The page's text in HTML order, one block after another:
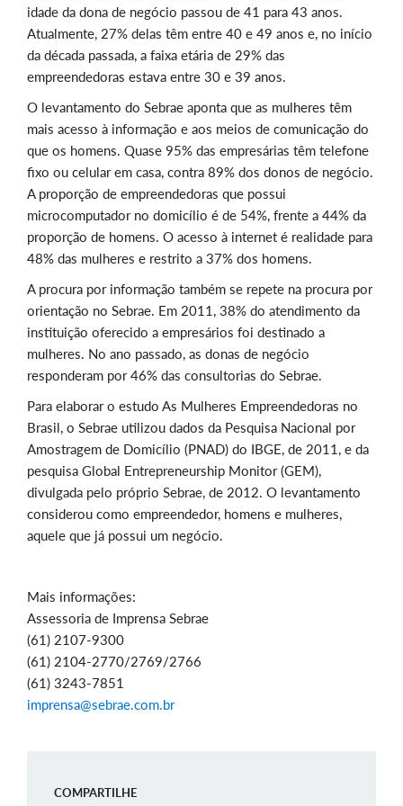
idade da dona de negócio passou de 41 para 43 anos.
Atualmente, 27% delas têm entre 40 e 49 anos e, no início
da década passada, a faixa etária de 29% das
empreendedoras estava entre 30 e 39 anos.
O levantamento do Sebrae aponta que as mulheres têm
mais acesso à informação e aos meios de comunicação do
que os homens. Quase 95% das empresárias têm telefone
fixo ou celular em casa, contra 89% dos donos de negócio.
A proporção de empreendedoras que possui
microcomputador no domicílio é de 54%, frente a 44% da
proporção de homens. O acesso à internet é realidade para
48% das mulheres e restrito a 37% dos homens.
A procura por informação também se repete na procura por
orientação no Sebrae. Em 2011, 38% do atendimento da
instituição oferecido a empresários foi destinado a
mulheres. No ano passado, as donas de negócio
responderam por 46% das consultorias do Sebrae.
Para elaborar o estudo As Mulheres Empreendedoras no
Brasil, o Sebrae utilizou dados da Pesquisa Nacional por
Amostragem de Domicílio (PNAD) do IBGE, de 2011, e da
pesquisa Global Entrepreneurship Monitor (GEM),
divulgada pelo próprio Sebrae, de 2012. O levantamento
considerou como empreendedor, homens e mulheres,
aquele que já possui um negócio.
Mais informações:
Assessoria de Imprensa Sebrae
(61) 2107-9300
(61) 2104-2770/2769/2766
(61) 3243-7851
imprensa@sebrae.com.br
COMPARTILHE